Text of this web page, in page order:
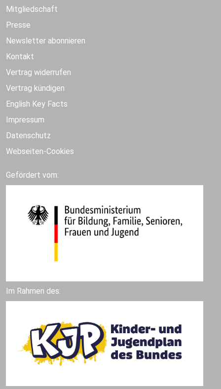
Mitgliedschaft
Presse
Newsletter abonnieren
Kontakt
Vertrag widerrufen
Vertrag kündigen
English Key Facts
Impressum
Datenschutz
Webseiten-Cookies
Gefördert vom:
Im Rahmen des: